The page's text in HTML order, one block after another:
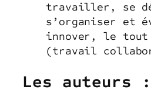
travailler, se
s’organiser et
innover, le tout
(travail
Les auteurs :